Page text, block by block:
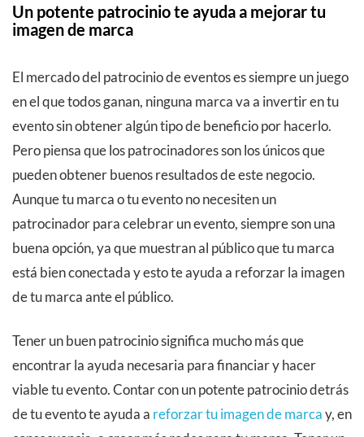
Un potente patrocinio te ayuda a mejorar tu
imagen de marca
El mercado del patrocinio de eventos es siempre un juego
en el que todos ganan, ninguna marca va a invertir en tu
evento sin obtener algún tipo de beneficio por hacerlo.
Pero piensa que los patrocinadores son los únicos que
pueden obtener buenos resultados de este negocio.
Aunque tu marca o tu evento no necesiten un
patrocinador para celebrar un evento, siempre son una
buena opción, ya que muestran al público que tu marca
está bien conectada y esto te ayuda a reforzar la imagen
de tu marca ante el público.
Tener un buen patrocinio significa mucho más que
encontrar la ayuda necesaria para financiar y hacer
viable tu evento. Contar con un potente patrocinio detrás
de tu evento te ayuda a reforzar tu imagen de marcay, en